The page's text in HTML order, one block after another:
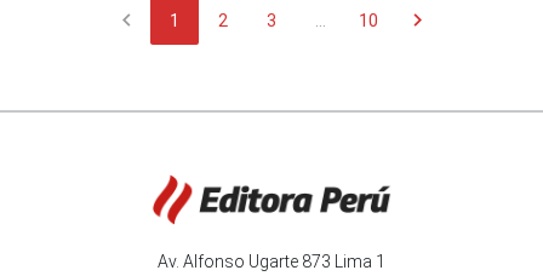
chevron_left 1 2 3 10 chevron_right
Av. Alfonso Ugarte 873 Lima 1